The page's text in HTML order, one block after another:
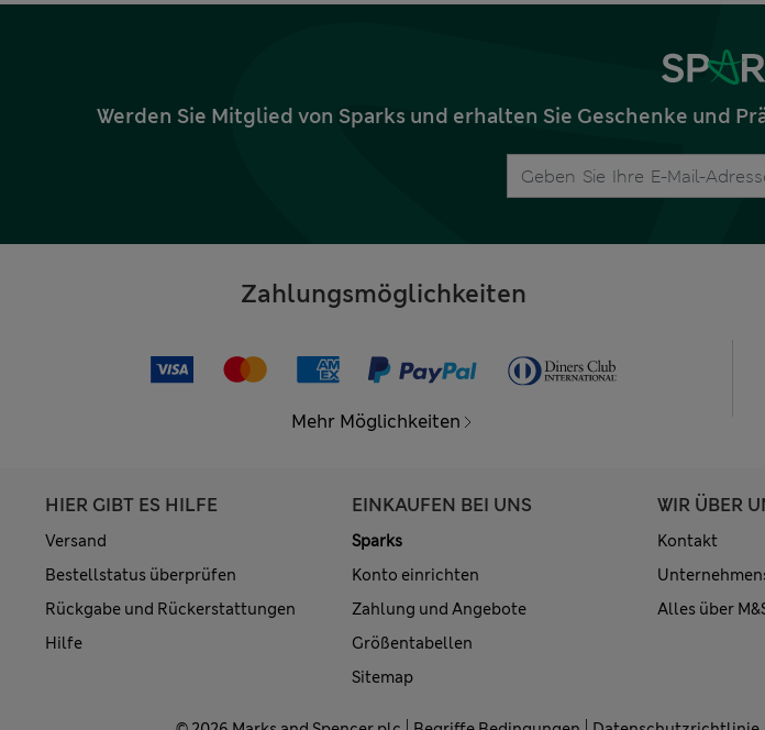
Werden Sie Mitglied von Sparks und erhalten Sie Geschenke und
Zahlungsmöglichkeiten
Mehr Möglichkeiten
HIER GIBT ES HILFE
Versand
Bestellstatus überprüfen
Rückgabe und Rückerstattungen
Hilfe
EINKAUFEN BEI UNS
Sparks
Konto einrichten
Zahlung und Angebote
Größentabellen
Sitemap
WIR ÜBER
Kontakt
Alles über